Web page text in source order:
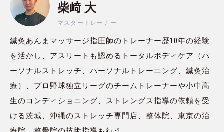
柴﨑 大
マスタートレーナー
鍼灸あんまマッサージ指圧師のトレーナー歴10年の経験
を活かし、アスリートも認めるトータルボディケア（パ
ーソナルストレッチ、パーソナルトレーニング、鍼灸治
療）、プロ野球独立リーグのチームトレーナーや小中高
生のコンディショニング、ストレングス指導の依頼を受
ける茨城、沖縄のストレッチ専門店、整体院、東京の治